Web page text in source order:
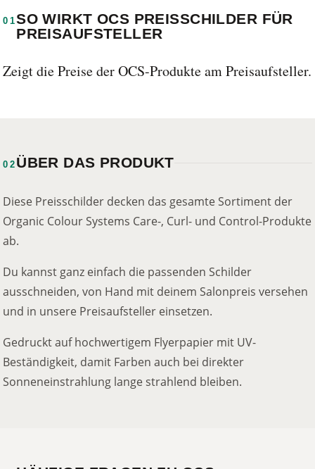
01SO WIRKT OCS PREISSCHILDER FÜR
PREISAUFSTELLER
Zeigt die Preise der OCS-Produkte am Preisaufsteller.
02 ÜBER DAS PRODUKT
Diese Preisschilder decken das gesamte Sortiment der
Organic Colour Systems Care-, Curl- und Control-Produkte
ab.
Du kannst ganz einfach die passenden Schilder
ausschneiden, von Hand mit deinem Salonpreis versehen
und in unsere Preisaufsteller einsetzen.
Gedruckt auf hochwertigem Flyerpapier mit UV-
Beständigkeit, damit Farben auch bei direkter
Sonneneinstrahlung lange strahlend bleiben.